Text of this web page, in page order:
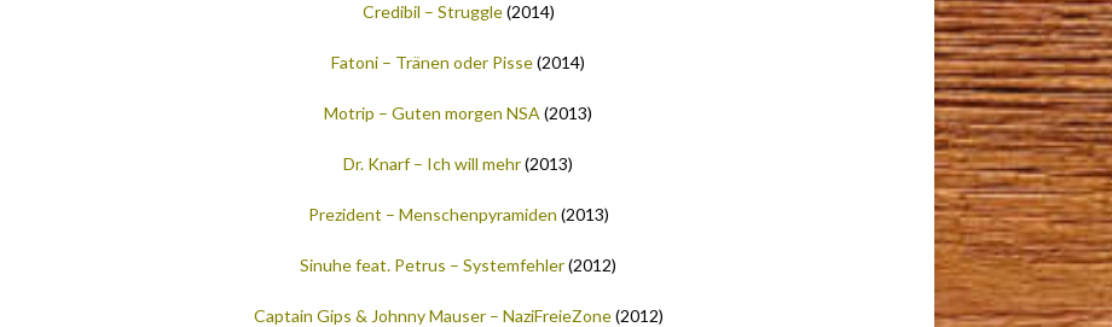
Credibil – Struggle(2014)
Fatoni – Tränen oder Pisse(2014)
Motrip – Guten morgen NSA (2013)
Dr. Knarf – Ich will mehr(2013)
Prezident – Menschenpyramiden (2013)
Sinuhe feat. Petrus – Systemfehler(2012)
Captain Gips & Johnny Mauser – NaziFreieZone(2012)